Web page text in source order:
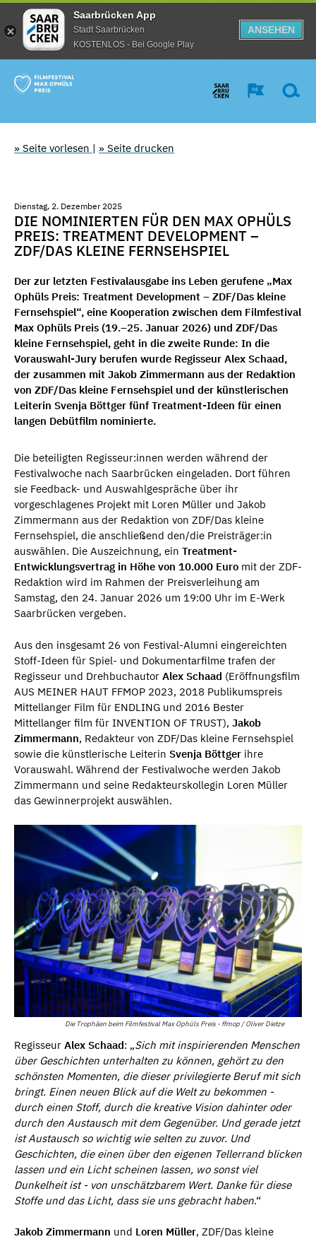
Saarbrücken App
Stadt Saarbrücken
KOSTENLOS - Bei Google Play
ANSEHEN
» Seite vorlesen | » Seite drucken
Dienstag, 2. Dezember 2025
DIE NOMINIERTEN FÜR DEN MAX OPHÜLS
PREIS: TREATMENT DEVELOPMENT –
ZDF/DAS KLEINE FERNSEHSPIEL
Der zur letzten Festivalausgabe ins Leben gerufene „Max
Ophüls Preis: Treatment Development – ZDF/Das kleine
Fernsehspiel“, eine Kooperation zwischen dem Filmfestival
Max Ophüls Preis (19.–25. Januar 2026) und ZDF/Das
kleine Fernsehspiel, geht in die zweite Runde: In die
Vorauswahl-Jury berufen wurde Regisseur Alex Schaad,
der zusammen mit Jakob Zimmermann aus der Redaktion
von ZDF/Das kleine Fernsehspiel und der künstlerischen
Leiterin Svenja Böttger fünf Treatment-Ideen für einen
langen Debütfilm nominierte.
Die beteiligten Regisseur:innen werden während der
Festivalwoche nach Saarbrücken eingeladen. Dort führen
sie Feedback- und Auswahlgespräche über ihr
vorgeschlagenes Projekt mit Loren Müller und Jakob
Zimmermann aus der Redaktion von ZDF/Das kleine
Fernsehspiel, die anschließend den/die Preisträger:in
auswählen. Die Auszeichnung, ein Treatment-
Entwicklungsvertrag in Höhe von 10.000 Euro mit der ZDF-
Redaktion wird im Rahmen der Preisverleihung am
Samstag, den 24. Januar 2026 um 19:00 Uhr im E-Werk
Saarbrücken vergeben.
Aus den insgesamt 26 von Festival-Alumni eingereichten
Stoff-Ideen für Spiel- und Dokumentarfilme trafen der
Regisseur und Drehbuchautor Alex Schaad (Eröffnungsfilm
AUS MEINER HAUT FFMOP 2023, 2018 Publikumspreis
Mittellanger Film für ENDLING und 2016 Bester
Mittellanger film für INVENTION OF TRUST), Jakob
Zimmermann, Redakteur von ZDF/Das kleine Fernsehspiel
sowie die künstlerische Leiterin Svenja Böttger ihre
Vorauswahl. Während der Festivalwoche werden Jakob
Zimmermann und seine Redakteurskollegin Loren Müller
das Gewinnerprojekt auswählen.
Die Trophäen beim Filmfestival Max Ophüls Preis - ffmop / Oliver Dietze
Regisseur Alex Schaad: „Sich mit inspirierenden Menschen
über Geschichten unterhalten zu können, gehört zu den
schönsten Momenten, die dieser privilegierte Beruf mit sich
bringt. Einen neuen Blick auf die Welt zu bekommen -
durch einen Stoff, durch die kreative Vision dahinter oder
durch den Austausch mit dem Gegenüber. Und gerade jetzt
ist Austausch so wichtig wie selten zu zuvor. Und
Geschichten, die einen über den eigenen Tellerrand blicken
lassen und ein Licht scheinen lassen, wo sonst viel
Dunkelheit ist - von unschätzbarem Wert. Danke für diese
Stoffe und das Licht, dass sie uns gebracht haben.“
Jakob Zimmermann und Loren Müller, ZDF/Das kleine